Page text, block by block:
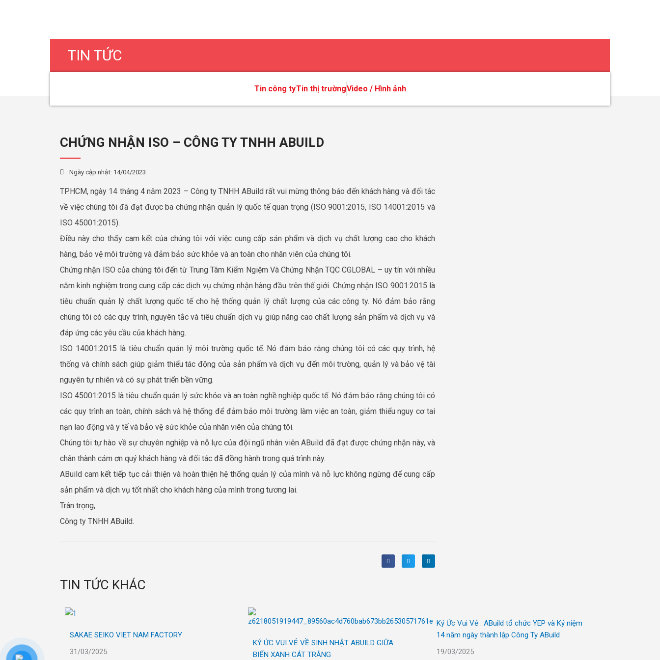
TIN TỨC
Tin công tyTin thị trườngVideo / Hình ảnh
CHỨNG NHẬN ISO – CÔNG TY TNHH ABUILD
Ngày cập nhật: 14/04/2023
TP.HCM, ngày 14 tháng 4 năm 2023 – Công ty TNHH ABuild rất vui mừng thông báo đến khách hàng và đối tác
về việc chúng tôi đã đạt được ba chứng nhận quản lý quốc tế quan trọng (ISO 9001:2015, ISO 14001:2015 và
ISO 45001:2015).
Điều này cho thấy cam kết của chúng tôi với việc cung cấp sản phẩm và dịch vụ chất lượng cao cho khách
hàng, bảo vệ môi trường và đảm bảo sức khỏe và an toàn cho nhân viên của chúng tôi.
Chứng nhận ISO của chúng tôi đến từ Trung Tâm Kiểm Ngiệm Và Chứng Nhận TQC CGLOBAL – uy tín với nhiều
năm kinh nghiệm trong cung cấp các dịch vụ chứng nhận hàng đầu trên thế giới. Chứng nhận ISO 9001:2015 là
tiêu chuẩn quản lý chất lượng quốc tế cho hệ thống quản lý chất lượng của các công ty. Nó đảm bảo rằng
chúng tôi có các quy trình, nguyên tắc và tiêu chuẩn dịch vụ giúp nâng cao chất lượng sản phẩm và dịch vụ và
đáp ứng các yêu cầu của khách hàng.
ISO 14001:2015 là tiêu chuẩn quản lý môi trường quốc tế. Nó đảm bảo rằng chúng tôi có các quy trình, hệ
thống và chính sách giúp giảm thiểu tác động của sản phẩm và dịch vụ đến môi trường, quản lý và bảo vệ tài
nguyên tự nhiên và có sự phát triển bền vững.
ISO 45001:2015 là tiêu chuẩn quản lý sức khỏe và an toàn nghề nghiệp quốc tế. Nó đảm bảo rằng chúng tôi có
các quy trình an toàn, chính sách và hệ thống để đảm bảo môi trường làm việc an toàn, giảm thiểu nguy cơ tai
nạn lao động và y tế và bảo vệ sức khỏe của nhân viên của chúng tôi.
Chúng tôi tự hào về sự chuyên nghiệp và nỗ lực của đội ngũ nhân viên ABuild đã đạt được chứng nhận này, và
chân thành cảm ơn quý khách hàng và đối tác đã đồng hành trong quá trình này.
ABuild cam kết tiếp tục cải thiện và hoàn thiện hệ thống quản lý của mình và nỗ lực không ngừng để cung cấp
sản phẩm và dịch vụ tốt nhất cho khách hàng của mình trong tương lai.
Trân trọng,
Công ty TNHH ABuild.
TIN TỨC KHÁC
SAKAE SEIKO VIET NAM FACTORY
31/03/2025
KÝ ỨC VUI VẺ VỀ SINH NHẬT ABUILD GIỮA
BIỂN XANH CÁT TRẮNG
Ký Ức Vui Vẻ : ABuild tổ chức YEP và Kỷ niệm
14 năm ngày thành lập Công Ty ABuild
19/03/2025